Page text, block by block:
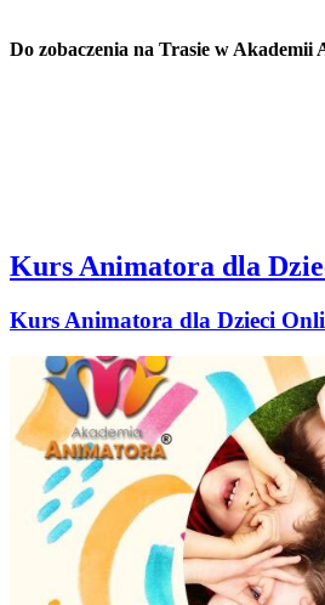
Do zobaczenia na Trasie w Akademii
Kurs Animatora dla
Kurs Animatora dla Dzieci